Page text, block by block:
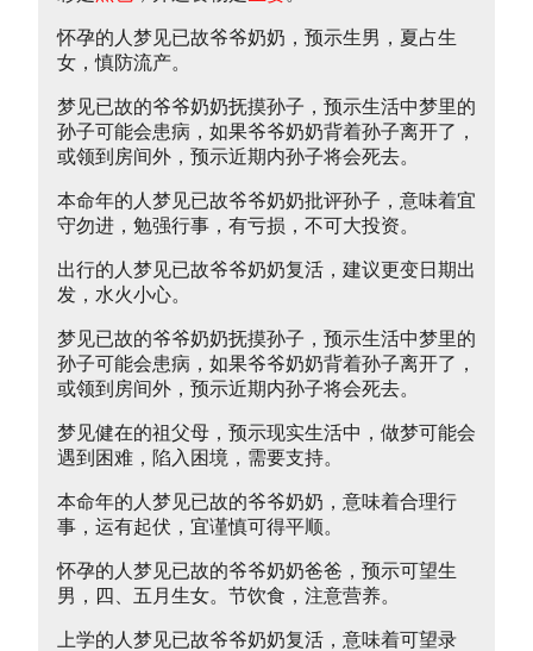
怀孕的人梦见已故爷爷奶奶，预示生男，夏占生
女，慎防流产。
梦见已故的爷爷奶奶抚摸孙子，预示生活中梦里的
孙子可能会患病，如果爷爷奶奶背着孙子离开了，
或领到房间外，预示近期内孙子将会死去。
本命年的人梦见已故爷爷奶奶批评孙子，意味着宜
守勿进，勉强行事，有亏损，不可大投资。
出行的人梦见已故爷爷奶奶复活，建议更变日期出
发，水火小心。
梦见已故的爷爷奶奶抚摸孙子，预示生活中梦里的
孙子可能会患病，如果爷爷奶奶背着孙子离开了，
或领到房间外，预示近期内孙子将会死去。
梦见健在的祖父母，预示现实生活中，做梦可能会
遇到困难，陷入困境，需要支持。
本命年的人梦见已故的爷爷奶奶，意味着合理行
事，运有起伏，宜谨慎可得平顺。
怀孕的人梦见已故的爷爷奶奶爸爸，预示可望生
男，四、五月生女。节饮食，注意营养。
上学的人梦见已故爷爷奶奶复活，意味着可望录